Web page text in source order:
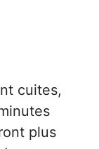
cuites,
plus